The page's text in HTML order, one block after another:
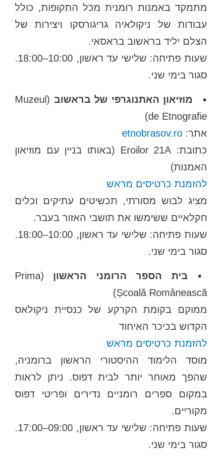
מתמקד באמנות רומנית מכל התקופות, כולל
עבודות של ניקולאיה גריגורסקו ויצירות של
הצלם יליד בראשוב בראסאי.
שעות פתיחה: שלישי עד ראשון, 10:00–18:00.
סגור בימי שני.
מוזיאון האתנוגרפי של בראשוב
(Muzeul
de Etnografie)
אתר: etnobrasov.ro
כתובת: Eroilor 21A (באותו בניין עם מוזיאון
האמנות)
להזמנת כרטיסים מראש
מציג לבוש מסורתי, תכשיטים עתיקים וכלים
חקלאיים ששימשו את תושבי האזור בעבר.
שעות פתיחה: שלישי עד ראשון, 10:00–18:00.
סגור בימי שני.
בית הספר הרומני הראשון
(Prima
Școală Românească)
ממוקם בקומת הקרקע של כנסיית ניקולאס
הקדוש בכיכר האיחוד
להזמנת כרטיסים מראש
מוסד הלימוד ההיסטורי הראשון ברומניה,
שהפך מאוחר יותר לבית דפוס. ניתן לראות
במקום ספרים רומניים נדירים ופריטי דפוס
מקוריים.
שעות פתיחה: שלישי עד ראשון, 09:00–17:00.
סגור בימי שני.